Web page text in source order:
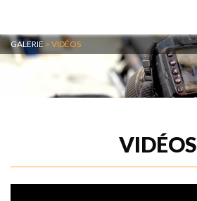
GALERIE > VIDÉOS
VIDÉOS